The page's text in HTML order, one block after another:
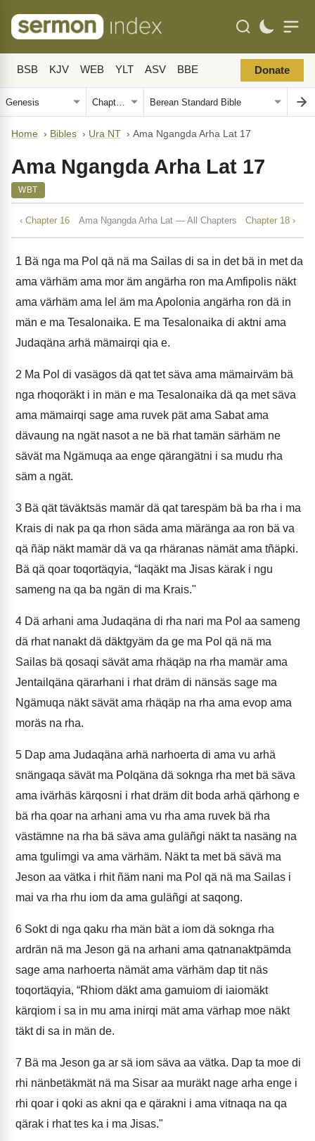
BSB KJV WEB YLT ASV BBE Donate
Home › Bibles › Ura NT › Ama Ngangda Arha Lat 17
Ama Ngangda Arha Lat 17
WBT
‹ Chapter 16 Ama Ngangda Arha Lat — All Chapters Chapter 18 ›
1 Bä nga ma Pol qä nä ma Sailas di sa in det bä in met da
ama värhäm ama mor äm angärha ron ma Amfipolis näkt
ama värhäm ama lel äm ma Apolonia angärha ron dä in
män e ma Tesalonaika. E ma Tesalonaika di aktni ama
Judaqäna arhä mämairqi qia e.
2 Ma Pol di vasägos dä qat tet säva ama mämairväm bä
nga rhoqoräkt i in män e ma Tesalonaika dä qa met säva
ama mämairqi sage ama ruvek pät ama Sabat ama
dävaung na ngät nasot a ne bä rhat tamän särhäm ne
sävät ma Ngämuqa aa enge qärangätni i sa mudu rha
säm a ngät.
3 Bä qät täväktsäs mamär dä qat tarespäm bä ba rha i ma
Krais di nak pa qa rhon säda ama märänga aa ron bä va
qä ñäp näkt mamär dä va qa rhäranas nämät ama tñäpki.
Bä qä qoar toqortäqyia, “Iaqäkt ma Jisas kärak i ngu
sameng na qa ba ngän di ma Krais."
4 Dä arhani ama Judaqäna di rha nari ma Pol aa sameng
dä rhat nanakt dä däktgyäm da ge ma Pol qä nä ma
Sailas bä qosaqi sävät ama rhäqäp na rha mamär ama
Jentailqäna qärarhani i rhat dräm di nänsäs sage ma
Ngämuqa näkt sävät ama rhäqäp na rha ama evop ama
moräs na rha.
5 Dap ama Judaqäna arhä narhoerta di ama vu arhä
snängaqa sävät ma Polqäna dä soknga rha met bä säva
ama ivärhäs kärqosni i rhat dräm dit boda arhä qärhong e
bä rha qoar na arhani ama vu rha ama ruvek bä rha
västämne na rha bä säva ama guläñgi näkt ta nasäng na
ama tgulimgi va ama värhäm. Näkt ta met bä sävä ma
Jeson aa vätka i rhit ñäm nani ma Pol qä nä ma Sailas i
mai va rha rhu iom da ama guläñgi at saqong.
6 Sokt di nga qaku rha män bät a iom dä soknga rha
ardrän nä ma Jeson gä na arhani ama qatnanaktpämda
sage ama narhoerta nämät ama värhäm dap tit näs
toqortäqyia, “Rhiom däkt ama gamuiom di iaiomäkt
kärqiom i sa in mu ama inirqi mät ama värhap moe näkt
täkt di sa in män de.
7 Bä ma Jeson ga ar sä iom säva aa vätka. Dap ta moe di
rhi nänbetäkmät nä ma Sisar aa muräkt nage arha enge i
rhi qoar i qoki as akni qa e qärakni i ama vitnaqa na qa
qärak i rhat tes ka i ma Jisas."